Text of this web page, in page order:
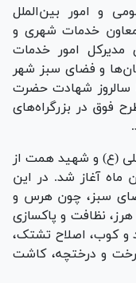
و امور بین‌الملل
خدمات شهری و
امور خدمات
و فضای سبز شهر
مصادف با سالروز شهادت حضرت
فوق در بزرگراه‌های
(ع) و شهید همت از
صبح روز جمعه ۲۵ آبان ماه آغاز شد. در این
سبز، چون هرس و
نظافت و پاکسازی
و کوب، اصلاح تشتک،
و درختچه، کاشت